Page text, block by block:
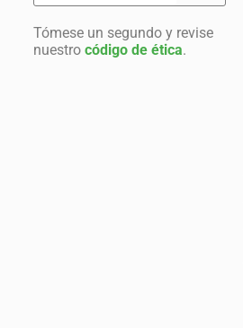
Tómese un segundo y revise
nuestro código de ética.